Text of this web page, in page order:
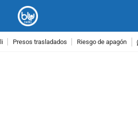
Presos trasladados Riesgo de apagón